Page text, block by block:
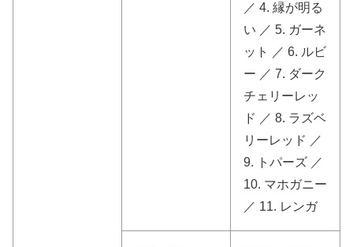
／ 4. 縁が明る
い ／ 5. ガーネ
ット ／ 6. ルビ
ー ／ 7. ダーク
チェリーレッ
ド ／ 8. ラズベ
リーレッド ／
9. トパーズ ／
10. マホガニー
／ 11. レンガ